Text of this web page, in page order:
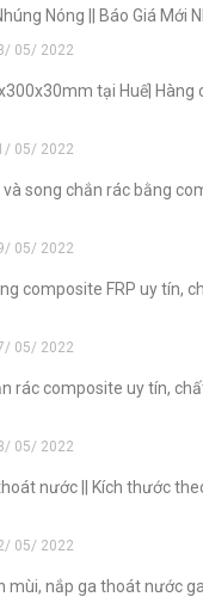
Nóng || Báo Giá Mới
05/ 2022
tại Huế| Hàng
05/ 2022
và song chắn rác bằng
05/ 2022
composite FRP uy tín,
05/ 2022
rác composite uy tín,
05/ 2022
nước || Kích thước
05/ 2022
mùi, nắp ga thoát nước